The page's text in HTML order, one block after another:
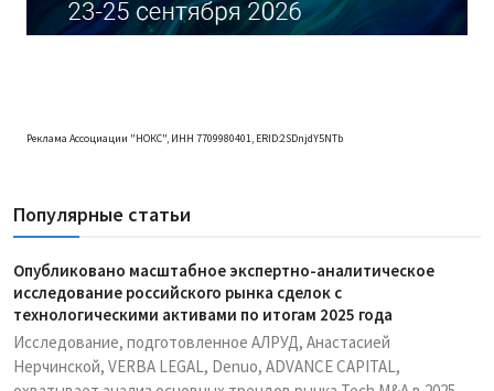
Реклама Ассоциации "НОКС", ИНН 7709980401, ERID:2SDnjdY5NTb
Популярные статьи
Опубликовано масштабное экспертно-аналитическое
исследование российского рынка сделок с
технологическими активами по итогам 2025 года
Исследование, подготовленное АЛРУД, Анастасией
Нерчинской, VERBA LEGAL, Denuo, ADVANCE CAPITAL,